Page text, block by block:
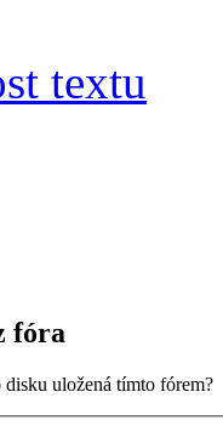
textu
fóra
disku uložená tímto fórem?